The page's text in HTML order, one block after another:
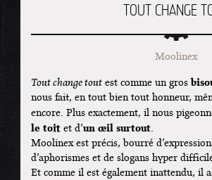
TOUT CHANGE
Moolinex
Tout change tout est comme un gros
nous fait, en tout bien tout honneur,
encore. Plus exactement, il nous
le toitet d’un œil surtout.
Moolinex est précis, bourré
d’aphorismes et de slogans hyper
Et comme il est également inattendu, il